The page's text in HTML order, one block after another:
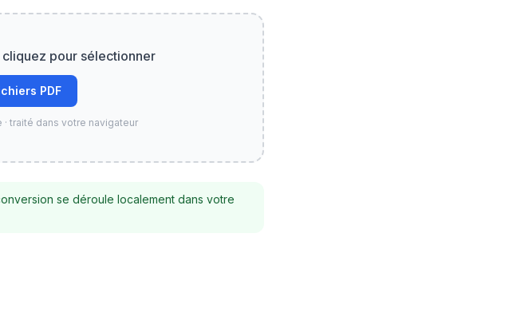
pour sélectionner
PDF
· traité dans votre navigateur
se déroule localement dans votre